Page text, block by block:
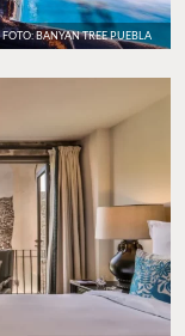
FOTO: BANYAN TREE PUEBLA